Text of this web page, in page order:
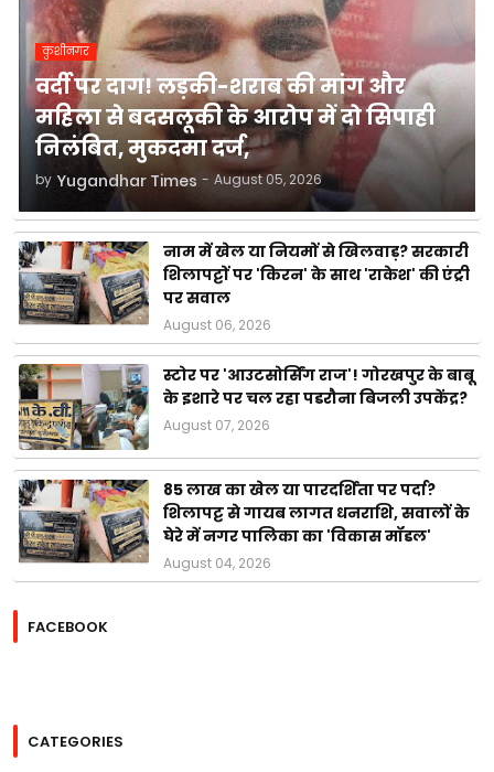
कुशीनगर
वर्दी पर दाग! लड़की-शराब की मांग और
महिला से बदसलूकी के आरोप में दो सिपाही
निलंबित, मुकदमा दर्ज,
by Yugandhar Times - August 05, 2026
नाम में खेल या नियमों से खिलवाड़? सरकारी
शिलापट्टों पर 'किरन' के साथ 'राकेश' की एंट्री
पर सवाल
August 06, 2026
स्टोर पर 'आउटसोर्सिंग राज'! गोरखपुर के बाबू
के इशारे पर चल रहा पडरौना बिजली उपकेंद्र?
August 07, 2026
85 लाख का खेल या पारदर्शिता पर पर्दा?
शिलापट्ट से गायब लागत धनराशि, सवालों के
घेरे में नगर पालिका का 'विकास मॉडल'
August 04, 2026
FACEBOOK
CATEGORIES